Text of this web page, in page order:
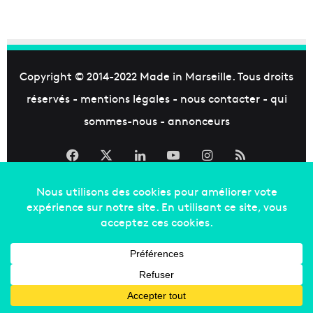
Copyright © 2014-2022 Made in Marseille. Tous droits
réservés - mentions légales- nous contacter- qui
sommes-nous- annonceurs
Facebook LinkedinYouTubeInstagram